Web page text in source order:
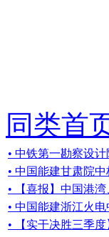
同类首
• 中铁第一勘察设
• 中国能建甘肃院
• 【喜报】中国港
• 中国能建浙江火
• 【实干决胜三季